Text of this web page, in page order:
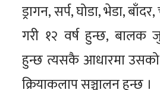
ड्रागन, सर्प, घोडा, भेडा,
गरी १२ वर्ष हुन्छ, बालक
हुन्छ त्यसकै आधारमा उसको
क्रियाकलाप सञ्चालन हुन्छ ।